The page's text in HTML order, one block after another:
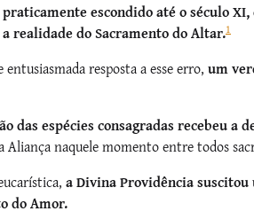
escondido até o século
realidade do Sacramento do Altar.1
entusiasmada resposta a esse erro, um
das espécies consagradas recebeu a
Aliança naquele momento entre todos
a Divina Providência suscitou
do Amor.